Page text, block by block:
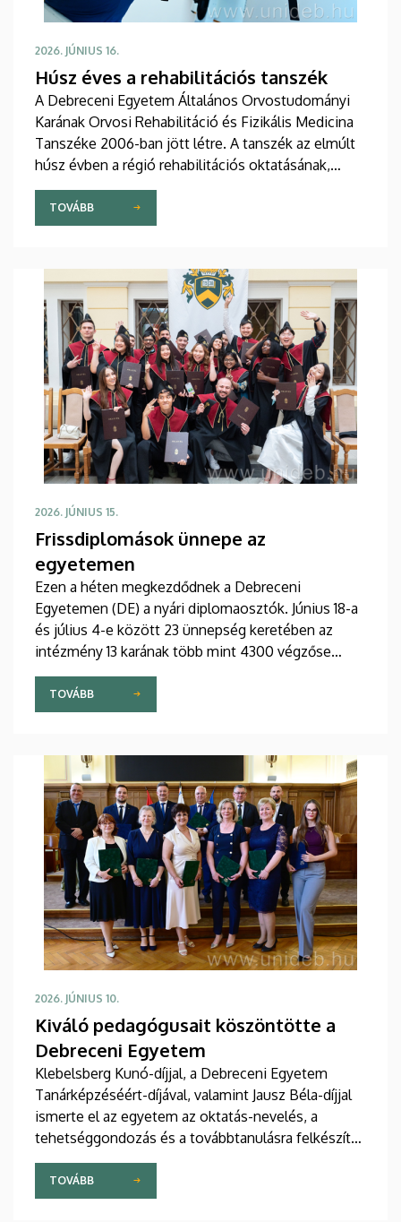
2026. JÚNIUS 16.
Húsz éves a rehabilitációs tanszék
A Debreceni Egyetem Általános Orvostudományi
Karának Orvosi Rehabilitáció és Fizikális Medicina
Tanszéke 2006-ban jött létre. A tanszék az elmúlt
húsz évben a régió rehabilitációs oktatásának,
kutatásának és betegellátásának meghatározó
központjává vált. Az évforduló alkalmából
rendezett ünnepségen a szakemberek a tanszék
értékelték.
TOVÁBB
2026. JÚNIUS 15.
Frissdiplomások ünnepe az
egyetemen
Ezen a héten megkezdődnek a Debreceni
Egyetemen (DE) a nyári diplomaosztók. Június 18-a
és július 4-e között 23 ünnepség keretében az
intézmény 13 karának több mint 4300 végzőse
veheti át oklevelét.
TOVÁBB
2026. JÚNIUS 10.
Kiváló pedagógusait köszöntötte a
Debreceni Egyetem
Klebelsberg Kunó-díjjal, a Debreceni Egyetem
Tanárképzéséért-díjával, valamint Jausz Béla-díjjal
ismerte el az egyetem az oktatás-nevelés, a
tehetséggondozás és a továbbtanulásra felkészítés
terén magas színvonalú, példaértékű eredményt
elért pedagógusokat, az intézmény tanárképzése
érdekében kimagasló munkát végző egyetemi
TOVÁBB